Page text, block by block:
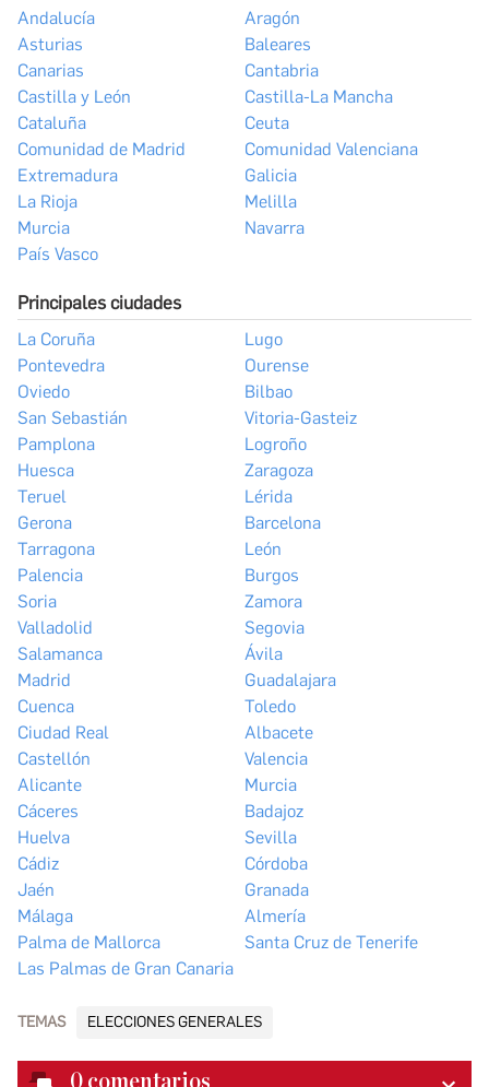
Andalucía
Aragón
Asturias
Baleares
Canarias
Cantabria
Castilla y León
Castilla-La Mancha
Cataluña
Ceuta
Comunidad de Madrid
Comunidad Valenciana
Extremadura
Galicia
La Rioja
Melilla
Murcia
Navarra
País Vasco
Principales ciudades
La Coruña
Lugo
Pontevedra
Ourense
Oviedo
Bilbao
San Sebastián
Vitoria-Gasteiz
Pamplona
Logroño
Huesca
Zaragoza
Teruel
Lérida
Gerona
Barcelona
Tarragona
León
Palencia
Burgos
Soria
Zamora
Valladolid
Segovia
Salamanca
Ávila
Madrid
Guadalajara
Cuenca
Toledo
Ciudad Real
Albacete
Castellón
Valencia
Alicante
Murcia
Cáceres
Badajoz
Huelva
Sevilla
Cádiz
Córdoba
Jaén
Granada
Málaga
Almería
Palma de Mallorca
Santa Cruz de Tenerife
Las Palmas de Gran Canaria
TEMAS ELECCIONES GENERALES